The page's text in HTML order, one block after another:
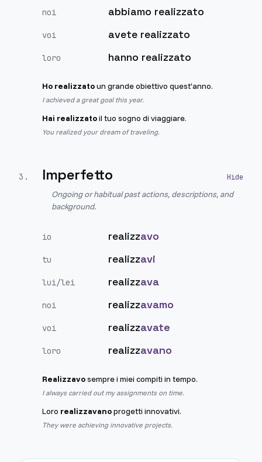
noi abbiamo realizzato
voi avete realizzato
loro hanno realizzato
Ho realizzatoun grande obiettivo quest'anno.
I achieved a great goal this year.
Hai realizzatoil tuo sogno di viaggiare.
You realized your dream of traveling.
3 . Imperfetto
Ongoing or habitual past actions, descriptions, and
background.
io realizzavo
tu realizzavi
lui/lei realizzava
noi realizzavamo
voi realizzavate
loro realizzavano
Realizzavosempre i miei compiti in tempo.
I always carried out my assignments on time.
Loro realizzavanoprogetti innovativi.
They were achieving innovative projects.